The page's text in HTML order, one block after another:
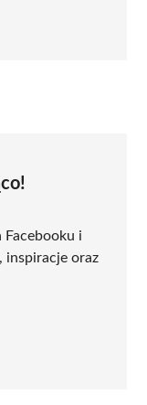
Facebooku i
inspiracje oraz